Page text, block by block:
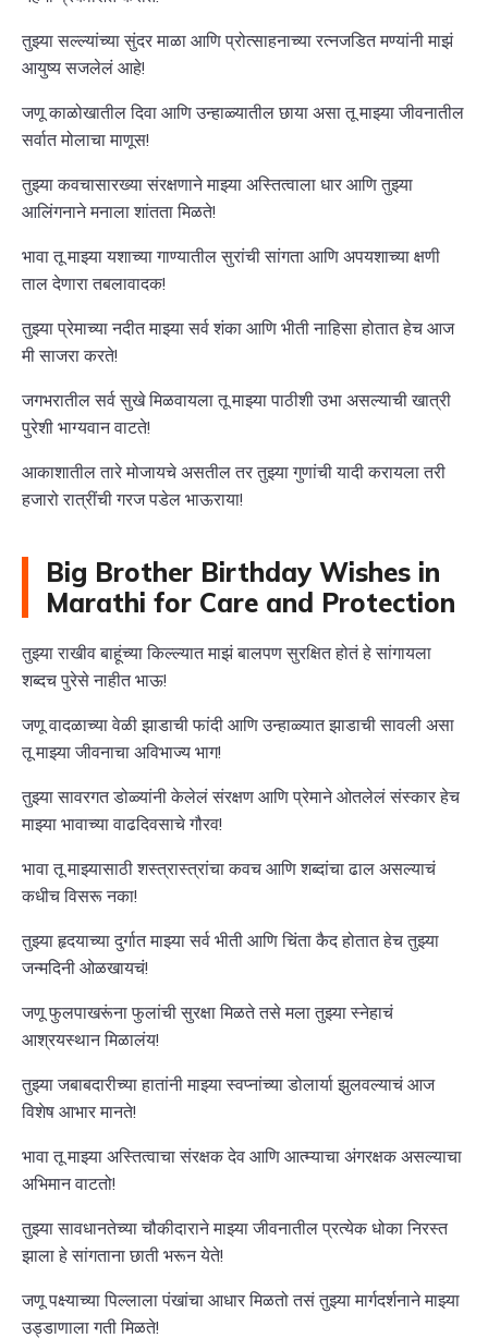
तुझ्या सल्ल्यांच्या सुंदर माळा आणि प्रोत्साहनाच्या रत्नजडित मण्यांनी माझं
आयुष्य सजलेलं आहे!
जणू काळोखातील दिवा आणि उन्हाळ्यातील छाया असा तू माझ्या जीवनातील
सर्वात मोलाचा माणूस!
तुझ्या कवचासारख्या संरक्षणाने माझ्या अस्तित्वाला धार आणि तुझ्या
आलिंगनाने मनाला शांतता मिळते!
भावा तू माझ्या यशाच्या गाण्यातील सुरांची सांगता आणि अपयशाच्या क्षणी
ताल देणारा तबलावादक!
तुझ्या प्रेमाच्या नदीत माझ्या सर्व शंका आणि भीती नाहिसा होतात हेच आज
मी साजरा करते!
जगभरातील सर्व सुखे मिळवायला तू माझ्या पाठीशी उभा असल्याची खात्री
पुरेशी भाग्यवान वाटते!
आकाशातील तारे मोजायचे असतील तर तुझ्या गुणांची यादी करायला तरी
हजारो रात्रींची गरज पडेल भाऊराया!
Big Brother Birthday Wishes in
Marathi for Care and Protection
तुझ्या राखीव बाहूंच्या किल्ल्यात माझं बालपण सुरक्षित होतं हे सांगायला
शब्दच पुरेसे नाहीत भाऊ!
जणू वादळाच्या वेळी झाडाची फांदी आणि उन्हाळ्यात झाडाची सावली असा
तू माझ्या जीवनाचा अविभाज्य भाग!
तुझ्या सावरगत डोळ्यांनी केलेलं संरक्षण आणि प्रेमाने ओतलेलं संस्कार हेच
माझ्या भावाच्या वाढदिवसाचे गौरव!
भावा तू माझ्यासाठी शस्त्रास्त्रांचा कवच आणि शब्दांचा ढाल असल्याचं
कधीच विसरू नका!
तुझ्या हृदयाच्या दुर्गात माझ्या सर्व भीती आणि चिंता कैद होतात हेच तुझ्या
जन्मदिनी ओळखायचं!
जणू फुलपाखरूंना फुलांची सुरक्षा मिळते तसे मला तुझ्या स्नेहाचं
आश्रयस्थान मिळालंय!
तुझ्या जबाबदारीच्या हातांनी माझ्या स्वप्नांच्या डोलार्या झुलवल्याचं आज
विशेष आभार मानते!
भावा तू माझ्या अस्तित्वाचा संरक्षक देव आणि आत्म्याचा अंगरक्षक असल्याचा
अभिमान वाटतो!
तुझ्या सावधानतेच्या चौकीदाराने माझ्या जीवनातील प्रत्येक धोका निरस्त
झाला हे सांगताना छाती भरून येते!
जणू पक्ष्याच्या पिल्लाला पंखांचा आधार मिळतो तसं तुझ्या मार्गदर्शनाने माझ्या
उड्डाणाला गती मिळते!